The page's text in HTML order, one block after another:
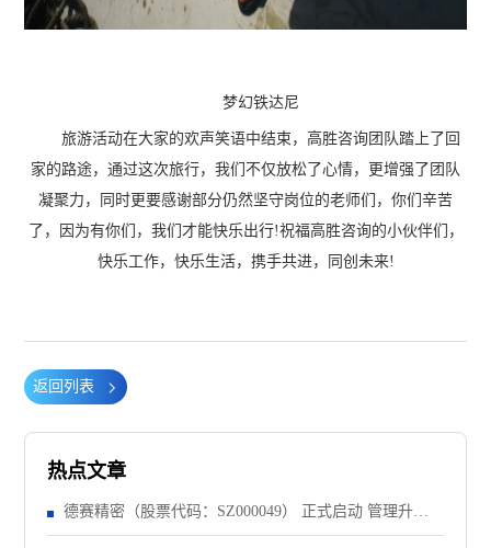
梦幻铁达尼
旅游活动在大家的欢声笑语中结束，高胜咨询团队踏上了回
家的路途，通过这次旅行，我们不仅放松了心情，更增强了团队
凝聚力，同时更要感谢部分仍然坚守岗位的老师们，你们辛苦
了，因为有你们，我们才能快乐出行!祝福高胜咨询的小伙伴们，
快乐工作，快乐生活，携手共进，同创未来!
返回列表
热点文章
德赛精密（股票代码：SZ000049） 正式启动 管理升级&